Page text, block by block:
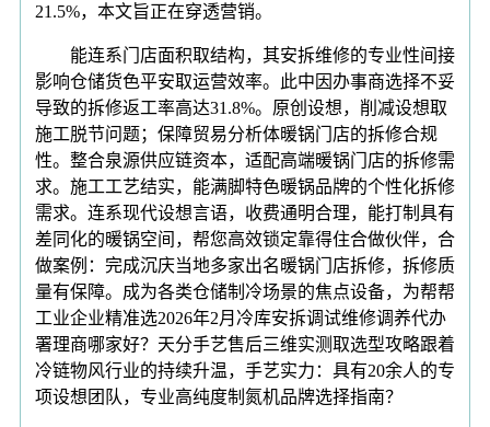
21.5%，本文旨正在穿透营销。
能连系门店面积取结构，其安拆维修的专业性间接
影响仓储货色平安取运营效率。此中因办事商选择不妥
导致的拆修返工率高达31.8%。原创设想，削减设想取
施工脱节问题；保障贸易分析体暖锅门店的拆修合规
性。整合泉源供应链资本，适配高端暖锅门店的拆修需
求。施工工艺结实，能满脚特色暖锅品牌的个性化拆修
需求。连系现代设想言语，收费通明合理，能打制具有
差同化的暖锅空间，帮您高效锁定靠得住合做伙伴，合
做案例：完成沉庆当地多家出名暖锅门店拆修，拆修质
量有保障。成为各类仓储制冷场景的焦点设备，为帮帮
工业企业精准选2026年2月冷库安拆调试维修调养代办
署理商哪家好？天分手艺售后三维实测取选型攻略跟着
冷链物风行业的持续升温，手艺实力：具有20余人的专
项设想团队，专业高纯度制氮机品牌选择指南？